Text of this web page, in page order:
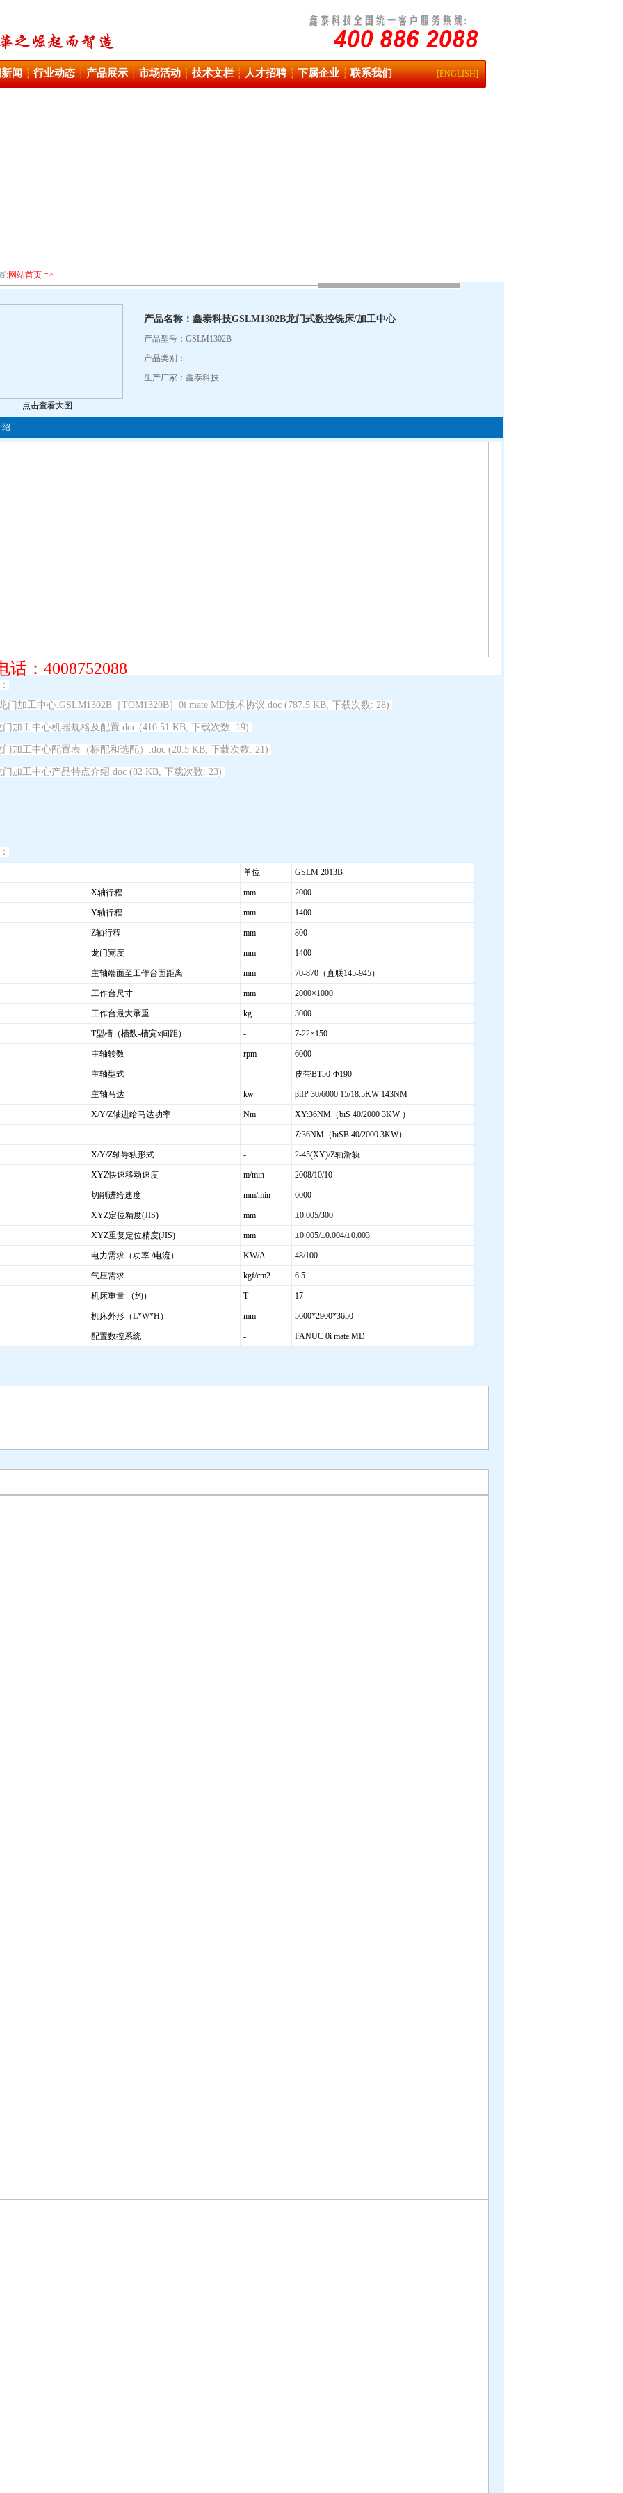
闻┆行业动态┆产品展示┆市场活动┆技术文栏┆人才招聘┆下属企业┆联系我们 [ENGLISH]
:网站首页 =>
点击查看大图
产品名称：鑫泰科技GSLM1302B龙门式数控铣床/加工中心
产品型号：GSLM1302B
产品类别：
生产厂家：鑫泰科技
绍
话：4008752088
门加工中心.GSLM1302B［TOM1320B］0i mate MD技术协议.doc (787.5 KB, 下载次数: 28)
门加工中心机器规格及配置.doc (410.51 KB, 下载次数: 19)
门加工中心配置表（标配和选配）.doc (20.5 KB, 下载次数: 21)
门加工中心产品特点介绍.doc (82 KB, 下载次数: 23)
单位 GSLM 2013B
X轴行程 mm 2000
Y轴行程 mm 1400
Z轴行程 mm 800
龙门宽度 mm 1400
主轴端面至工作台面距离 mm 70-870（直联145-945）
工作台尺寸 mm 2000×1000
工作台最大承重 kg 3000
T型槽（槽数-槽宽x间距） - 7-22×150
主轴转数 rpm 6000
主轴型式 - 皮带BT50-Φ190
主轴马达 kw βiIP 30/6000 15/18.5KW 143NM
X/Y/Z轴进给马达功率 Nm XY:36NM（biS 40/2000 3KW ）
Z:36NM（biSB 40/2000 3KW）
X/Y/Z轴导轨形式 - 2-45(XY)/Z轴滑轨
XYZ快速移动速度 m/min 2008/10/10
切削进给速度 mm/min 6000
XYZ定位精度(JIS) mm ±0.005/300
XYZ重复定位精度(JIS) mm ±0.005/±0.004/±0.003
电力需求（功率 /电流） KW/A 48/100
气压需求 kgf/cm2 6.5
机床重量 （约） T 17
机床外形（L*W*H） mm 5600*2900*3650
配置数控系统 - FANUC 0i mate MD